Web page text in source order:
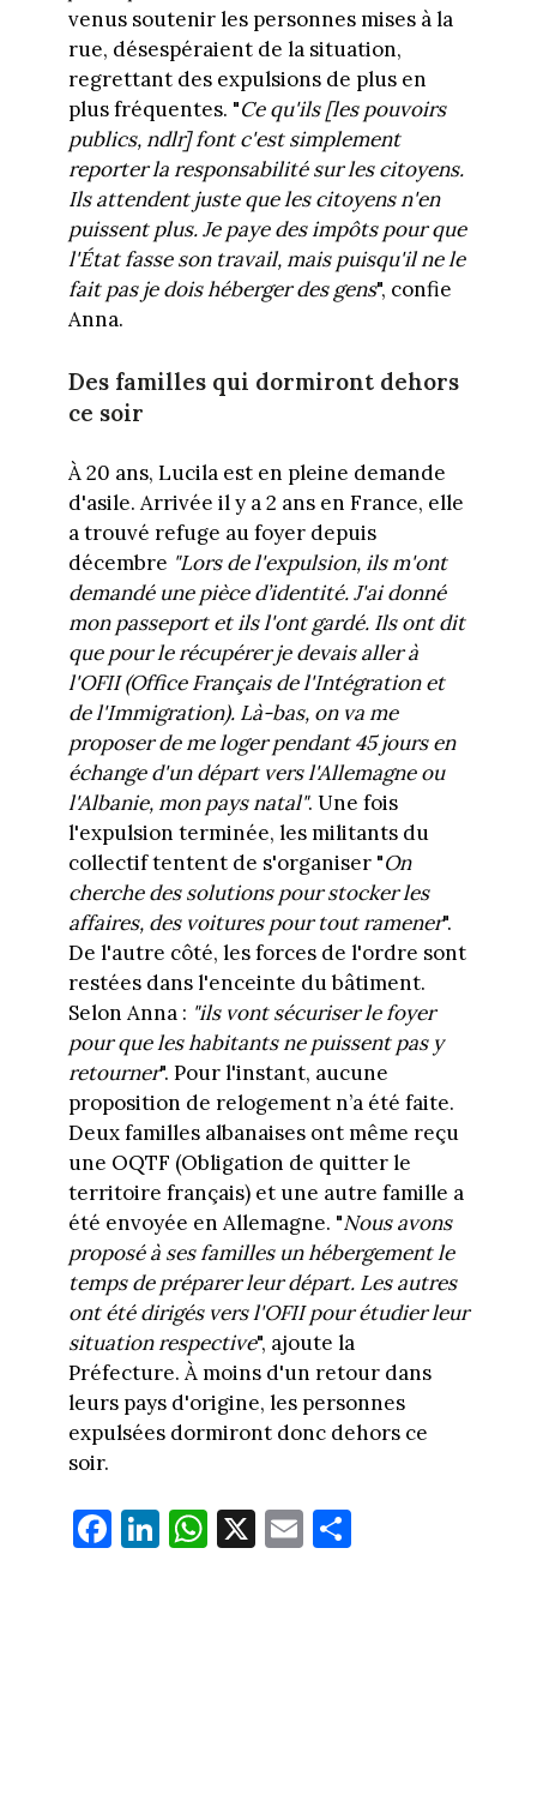
venus soutenir les personnes mises à la
rue, désespéraient de la situation,
regrettant des expulsions de plus en
plus fréquentes. "Ce qu'ils [les pouvoirs
publics, ndlr] font c'est simplement
reporter la responsabilité sur les citoyens.
Ils attendent juste que les citoyens n'en
puissent plus. Je paye des impôts pour que
l'État fasse son travail, mais puisqu'il ne le
fait pas je dois héberger des gens", confie
Anna.
Des familles qui dormiront dehors
ce soir
À 20 ans, Lucila est en pleine demande
d'asile. Arrivée il y a 2 ans en France, elle
a trouvé refuge au foyer depuis
décembre "Lors de l'expulsion, ils m'ont
demandé une pièce d’identité. J'ai donné
mon passeport et ils l'ont gardé. Ils ont dit
que pour le récupérer je devais aller à
l'OFII (Office Français de l'Intégration et
de l'Immigration). Là-bas, on va me
proposer de me loger pendant 45 jours en
échange d'un départ vers l'Allemagne ou
l'Albanie, mon pays natal". Une fois
l'expulsion terminée, les militants du
collectif tentent de s'organiser "On
cherche des solutions pour stocker les
affaires, des voitures pour tout ramener".
De l'autre côté, les forces de l'ordre sont
restées dans l'enceinte du bâtiment.
Selon Anna : "ils vont sécuriser le foyer
pour que les habitants ne puissent pas y
retourner". Pour l'instant, aucune
proposition de relogement n’a été faite.
Deux familles albanaises ont même reçu
une OQTF (Obligation de quitter le
territoire français) et une autre famille a
été envoyée en Allemagne. "Nous avons
proposé à ses familles un hébergement le
temps de préparer leur départ. Les autres
ont été dirigés vers l'OFII pour étudier leur
situation respective", ajoute la
Préfecture. À moins d'un retour dans
leurs pays d'origine, les personnes
expulsées dormiront donc dehors ce
soir.
Fa
ce
Li
nk
W
ha
X E
m
Pa